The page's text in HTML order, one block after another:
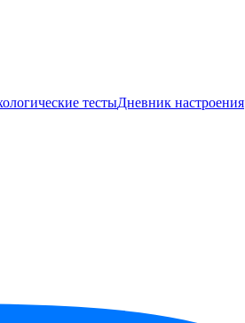
тестыДневник настроения